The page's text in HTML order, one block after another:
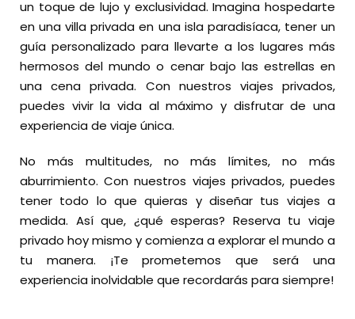
un toque de lujo y exclusividad. Imagina hospedarte
en una villa privada en una isla paradisíaca, tener un
guía personalizado para llevarte a los lugares más
hermosos del mundo o cenar bajo las estrellas en
una cena privada. Con nuestros viajes privados,
puedes vivir la vida al máximo y disfrutar de una
experiencia de viaje única.
No más multitudes, no más límites, no más
aburrimiento. Con nuestros viajes privados, puedes
tener todo lo que quieras y diseñar tus viajes a
medida. Así que, ¿qué esperas? Reserva tu viaje
privado hoy mismo y comienza a explorar el mundo a
tu manera. ¡Te prometemos que será una
experiencia inolvidable que recordarás para siempre!